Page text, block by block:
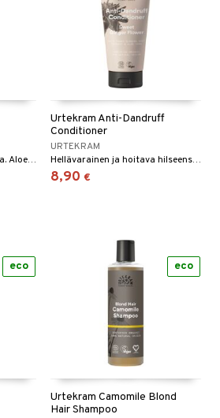
Hammastahna Aloe Veralla. Aloe Vera on tutkimuksissa osoittanut positiivisia ominaisuuksia pitämään hampaat ja ikenet terveinä. Urterkramin hammastahnat sisältävät liitua ja aktiivisia aineita jotka puhdistavat hampaita, stimuloivat ikeniä ja tekevät hampaista valkoisempia.
Urtekram Anti-Dandruff
Conditioner
URTEKRAM
Hellävarainen ja hoitava hilseenshampoo ginsenguutteella.
8,90 €
eco
Urtekram Camomile Blond
Hair Shampoo
eco